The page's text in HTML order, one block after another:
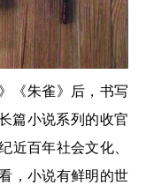
《朱雀》后，书写
篇小说系列的收官
近百年社会文化、
，小说有鲜明的世